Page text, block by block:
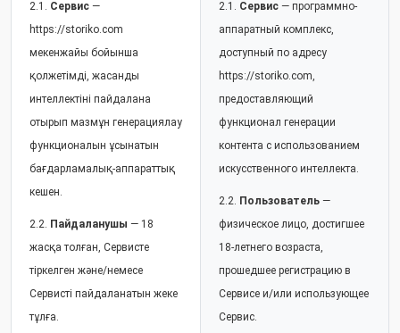
2.1. Сервис —
https://storiko.com
мекенжайы бойынша
қолжетімді, жасанды
интеллектіні пайдалана
отырып мазмұн генерациялау
функционалын ұсынатын
бағдарламалық-аппараттық
кешен.
2.2. Пайдаланушы — 18
жасқа толған, Сервисте
тіркелген және/немесе
Сервисті пайдаланатын жеке
тұлға.
2.1. Сервис — программно-
аппаратный комплекс,
доступный по адресу
https://storiko.com,
предоставляющий
функционал генерации
контента с использованием
искусственного интеллекта.
2.2. Пользователь —
физическое лицо, достигшее
18-летнего возраста,
прошедшее регистрацию в
Сервисе и/или использующее
Сервис.